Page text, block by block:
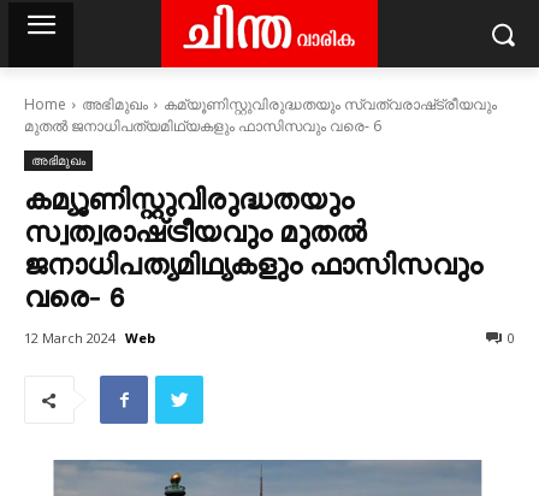
Home അഭിമുഖം
കമ്യൂണിസ്റ്റുവിരുദ്ധതയും സ്വത്വരാഷ്‌ട്രീയവും
മുതൽ ജനാധിപത്യമിഥ്യകളും ഫാസിസവും വരെ‐ 6
അഭിമുഖം
കമ്യൂണിസ്റ്റുവിരുദ്ധതയും
സ്വത്വരാഷ്‌ട്രീയവും മുതൽ
ജനാധിപത്യമിഥ്യകളും ഫാസിസവും
വരെ‐ 6
12 March 2024 Web 0